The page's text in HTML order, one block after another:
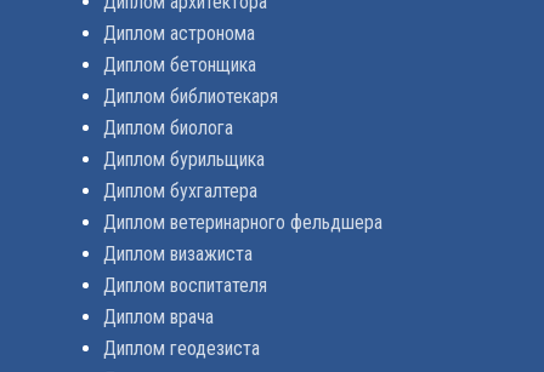
Диплом астронома
Диплом бетонщика
Диплом библиотекаря
Диплом биолога
Диплом бурильщика
Диплом бухгалтера
Диплом ветеринарного фельдшера
Диплом визажиста
Диплом воспитателя
Диплом врача
Диплом геодезиста